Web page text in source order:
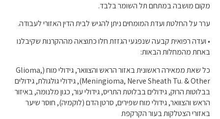
מקום מושבה במתחם תל השומר בלבד.
ערר על החלטת ועדת המומחים ניתן להגיש לבית הדין האזורי לעבודה.
• ועדה רפואית קבעה שנפגעי הגזזת חלו כתוצאה מההקרנות שקיבלנו
באחת מהמחלות הבאות:
כל שאת ממאירה ראשונית באזור הראש והצוואר,גידולי מוח (Glioma,
Meningioma, Nerve Sheath Tu. & Other),
גידולי גולגולת,גידולים
בבלוטות הרוק,גידולים בבלוטת התריס,גידולי עור, כגון מלנומה,באיזור
הראש והצוואר,גידולי מוח שפירים, סרטן הדם(לוקמיה), חוסר שיער
באזורי הצטלקות בעור הקרקפת